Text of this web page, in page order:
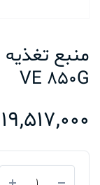
VE 850G
19,517,000